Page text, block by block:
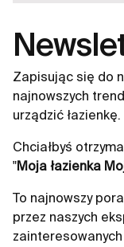
Zapisując się do
najnowszych
urządzić łazienkę.
Chciałbyś
"Moja łazienka
To najnowszy
przez naszych